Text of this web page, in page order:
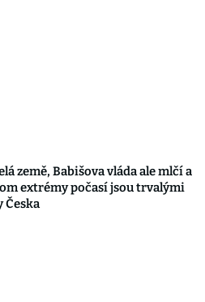
země, Babišova vláda ale mlčí a
extrémy počasí jsou trvalými
Česka